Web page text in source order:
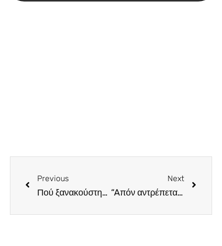
Previous
Πού ξανακούστηκε να έχουμε μόνιμη αγγελία για ένα μήνα για διευθυντική θέση σε εστιατόριο με μισθό €2000 και να έχει ενδιαφερθεί ένα άτομο μόνο για προσωπική συνέντευξη…
Next
“Aπόν αντρέπεται, ο κόσμος εν δικός του”…